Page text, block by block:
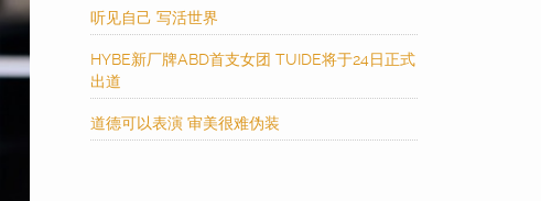
听见自己 写活世界
HYBE新厂牌ABD首支女团 TUIDE将于24日正式
出道
道德可以表演 审美很难伪装